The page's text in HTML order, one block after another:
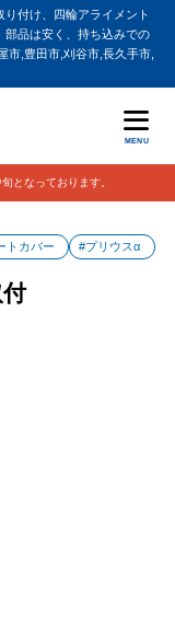
付け、四輪アライメント
部品は安く、持ち込みでの
市,豊田市,刈谷市,長久手市,
MENU
となっております。
トカバー #プリウスα